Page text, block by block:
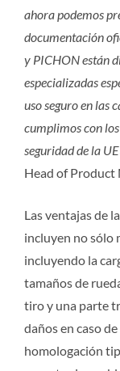
ahora podemos
documentación
y PICHON están
especializadas
uso seguro en las
cumplimos con
seguridad de la
Head of Product
Las ventajas de
incluyen no sólo
incluyendo la
tamaños de
tiro y una parte
daños en caso
homologación